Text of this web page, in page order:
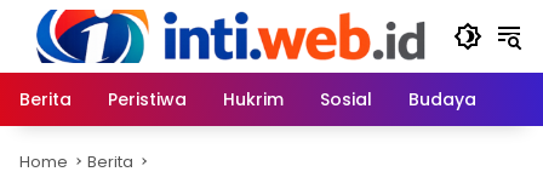
content
Berita
Peristiwa Hukrim Sosial Budaya
Home Berita